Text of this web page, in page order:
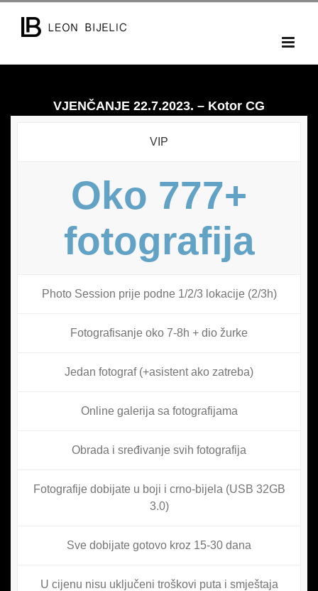
VJENČANJE 22.7.2023. – Kotor CG
VIP
Oko 777+
fotografija
Photo Session prije podne 1/2/3 lokacije (2/3h)
Fotografisanje oko 7-8h + dio žurke
Jedan fotograf (+asistent ako zatreba)
Online galerija sa fotografijama
Obrada i sređivanje svih fotografija
Fotografije dobijate u boji i crno-bijela (USB 32GB
3.0)
Sve dobijate gotovo kroz 15-30 dana
U cijenu nisu uključeni troškovi puta i smještaja